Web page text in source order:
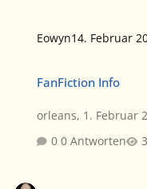
Eowyn14. Februar
FanFiction Info
orleans, 1. Februar
0 Antworten